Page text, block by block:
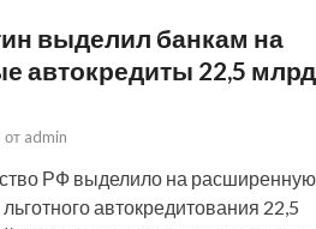
выделил банкам на
автокредиты 22,5 млрд
от admin
РФ выделило на расширенную
автокредитования 22,5